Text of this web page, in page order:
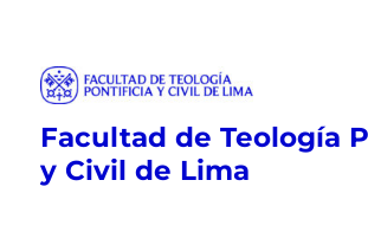
Facultad de Teología
y Civil de Lima